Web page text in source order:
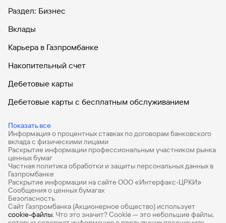
Раздел: Бизнес
Вклады
Карьера в Газпромбанке
Накопительный счет
Дебетовые карты
Дебетовые карты с бесплатным обслуживанием
Показать все
Банковские вклады на 3 месяца
Вклады с высоким процентом
Калькулятор вкладов
Виртуальные карты
Премиум
Информация о процентных ставках по договорам банковского
вклада с физическими лицами
Раскрытие информации профессиональным участником рынка
ценных бумаг
Частная политика обработки и защиты персональных данных в
Газпромбанке
Раскрытие информации на сайте ООО «Интерфакс-ЦРКИ»
Сообщения о ценных бумагах
Безопасность
Сайт Газпромбанка (Акционерное общество) использует
cookie-файлы. Что это значит? Сookie — это небольшие файлы,